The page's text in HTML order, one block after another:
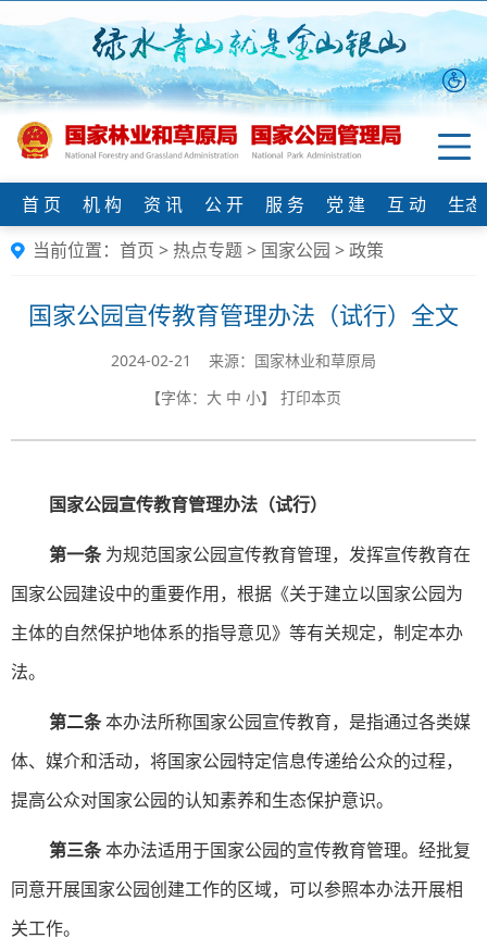
首 页 机 构 资 讯 公 开 服 务 党 建 互 动
生
当前位置： 首页 > 热点专题> 国家公园 >政策
国家公园宣传教育管理办法（试行）全文
2024-02-21 来源：国家林业和草原局
【字体： 大 中 小】 打印本页
国家公园宣传教育管理办法 （试行）
第一条为规范国家公园宣传教育管理，发挥宣传教育在
国家公园建设中的重要作用，根据《关于建立以国家公园为
主体的自然保护地体系的指导意见》等有关规定，制定本办
法。
第二条本办法所称国家公园宣传教育，是指通过各类媒
体、媒介和活动，将国家公园特定信息传递给公众的过程，
提高公众对国家公园的认知素养和生态保护意识。
第三条本办法适用于国家公园的宣传教育管理。经批复
同意开展国家公园创建工作的区域，可以参照本办法开展相
关工作。